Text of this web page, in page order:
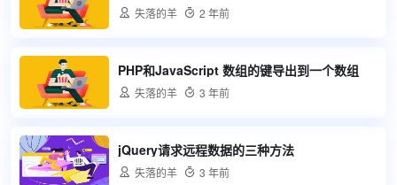
 失落的羊  2 年前
PHP和JavaScript 数组的键导出到一个数组
 失落的羊  3 年前
jQuery请求远程数据的三种方法
 失落的羊  3 年前